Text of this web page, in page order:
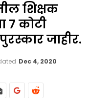
शिक्षक
7 कोटी
जाहीर.
Dec 4, 2020